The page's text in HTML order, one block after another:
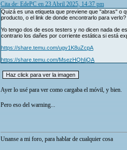
Cita de: EdePC en 23 Abril 2025, 14:37 pm
Quizá es una etiqueta que previene que "abras" o
producto, o el link de donde encontrarlo para verlo?
Yo tengo dos de esos testers y no dicen nada de
contrario los dañes por corriente estática si está
https://share.temu.com/ugv1K8uZcpA
https://share.temu.com/MsezHQhIjQA
Ayer lo usé para ver como cargaba el móvil, y bien.
Pero eso del warning...
Unanse a mi foro, para hablar de cualquier cosa